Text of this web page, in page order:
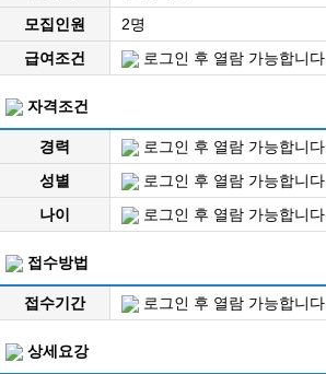
모집인원
2명
급여조건
로그인 후 열람 가능합니다.
자격조건
경력
로그인 후 열람 가능합니다.
성별
로그인 후 열람 가능합니다.
나이
로그인 후 열람 가능합니다.
접수방법
접수기간 로그인 후 열람 가능합니다.
상세요강